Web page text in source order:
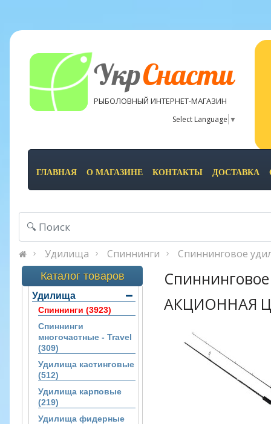
УкрСнасти
РЫБОЛОВНЫЙ ИНТЕРНЕТ-МАГАЗИН
Select Language ▼
ГЛАВНАЯ О МАГАЗИНЕ КОНТАКТЫ ДОСТАВКА
Удилища Спиннинги Спиннинговое
Каталог товаров
Удилища
Спиннинги (3923)
Спиннинги
многочастные - Travel
(309)
Удилища кастинговые
(512)
Удилища карповые
(219)
Удилища фидерные
АКЦИОННАЯ